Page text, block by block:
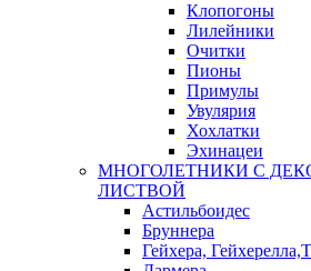
Клопогоны
Лилейники
Очитки
Пионы
Примулы
Увулярия
Хохлатки
Эхинацеи
МНОГОЛЕТНИКИ С
ЛИСТВОЙ
Астильбоидес
Бруннера
Гейхера,